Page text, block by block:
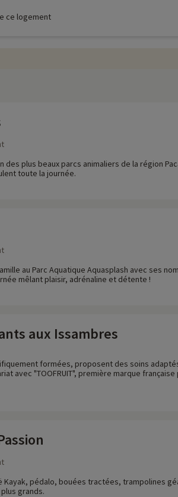
ce logement
des plus beaux parcs animaliers de la région
toute la journée.
au Parc Aquatique Aquasplash avec ses
mêlant plaisir, adrénaline et détente !
aux Issambres
formées, proposent des soins
avec "TOOFRUIT", première marque
Kayak, pédalo, bouées tractées, trampolines
grands.